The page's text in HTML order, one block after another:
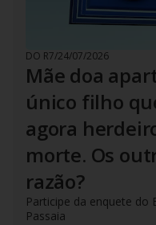
DO R7/24/07/2026
Mãe doa
único filho
agora
morte. Os
razão?
Participe da enquete do
Passaia